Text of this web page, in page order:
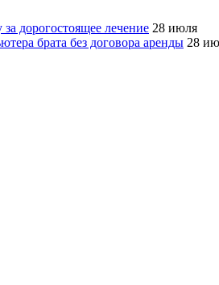
дорогостоящее лечение 28 июля
брата без договора аренды 28